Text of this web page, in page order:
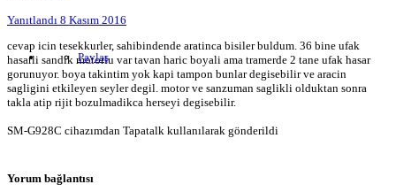
Yanıtlandı 8 Kasım 2016
Paylaş
cevap icin tesekkurler, sahibindende aratinca bisiler buldum. 36 bine ufak
hasarli sandik motorlu var tavan haric boyali ama tramerde 2 tane ufak hasar
gorunuyor. boya takintim yok kapi tampon bunlar degisebilir ve aracin
sagligini etkileyen seyler degil. motor ve sanzuman saglikli olduktan sonra
takla atip rijit bozulmadikca herseyi degisebilir.
SM-G928C cihazımdan Tapatalk kullanılarak gönderildi
Yorum bağlantısı